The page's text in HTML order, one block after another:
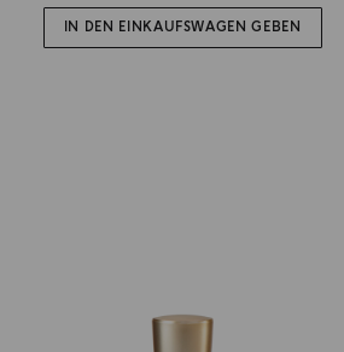
IN DEN EINKAUFSWAGEN GEBEN